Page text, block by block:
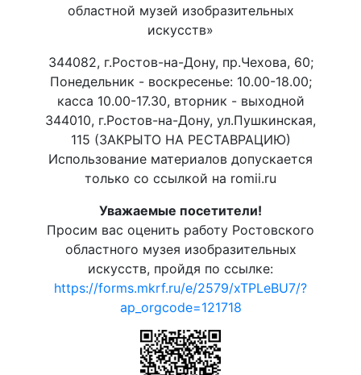
областной музей изобразительных
искусств»
344082, г.Ростов-на-Дону, пр.Чехова, 60;
Понедельник - воскресенье: 10.00-18.00;
касса 10.00-17.30, вторник - выходной
344010, г.Ростов-на-Дону, ул.Пушкинская,
115 (ЗАКРЫТО НА РЕСТАВРАЦИЮ)
Использование материалов допускается
только со ссылкой на romii.ru
Уважаемые посетители!
Просим вас оценить работу Ростовского
областного музея изобразительных
искусств, пройдя по ссылке:
https://forms.mkrf.ru/e/2579/xTPLeBU7/?
ap_orgcode=121718